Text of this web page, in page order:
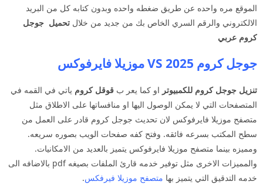
الموقع مره واحده عن طريق ضغطه واحده وبدون كتابه كل من البريد
الالكتروني والرقم السري الخاص بك من جديد من خلال تحميل جوجل
كروم عربي
جوجل كروم 2025 VS موزيلا فايرفوكس
تنزيل جوجل كروم للكمبيوتر او كما يعر ب قوقل كروم ياتي في القمه في
المتصفحات التي لا يمكن الوصول اليها او منافساتها على الاطلاق مثل
متصفح موزيلا فايرفوكس لان تحديث جوجل كروم قادر على العمل من
سطح المكتب بسرعه فائقه. وفتح كفه صفحات الويب بصوره سريعه.
ومميزه بينما متصفح موزيلا فايرفوكس يتميز بالعديد من الامكانيات.
والمميزات الاخرى مثل توفير خدمه قارئ الملفات بصيغه pdf بالاضافه الى
خدمه التدقيق التي يتميز بها متصفح موزيلا فيرفكس.